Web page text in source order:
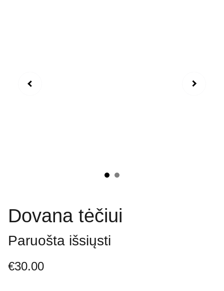
Dovana tėčiui
Paruošta išsiųsti
€30.00